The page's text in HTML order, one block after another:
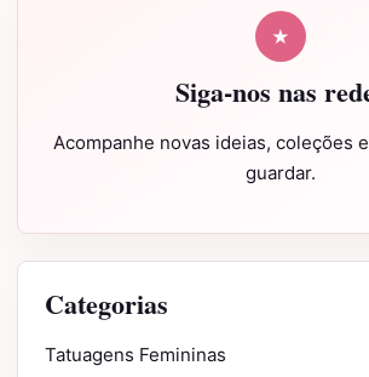
★
Siga-nos nas
Acompanhe novas ideias, coleções
guardar.
Categorias
Tatuagens Femininas